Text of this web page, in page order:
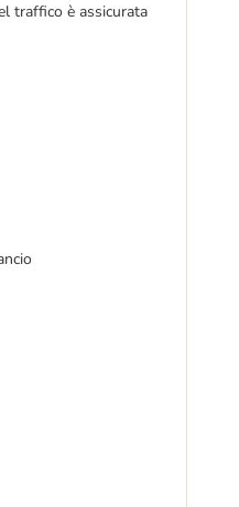
traffico è assicurata